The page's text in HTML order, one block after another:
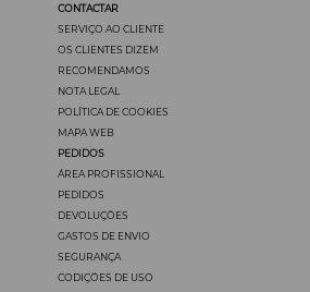
CONTACTAR
SERVIÇO AO CLIENTE
OS CLIENTES DIZEM
RECOMENDAMOS
NOTA LEGAL
POLÍTICA DE COOKIES
MAPA WEB
PEDIDOS
ÁREA PROFISSIONAL
PEDIDOS
DEVOLUÇÖES
GASTOS DE ENVIO
SEGURANÇA
CODIÇÖES DE USO